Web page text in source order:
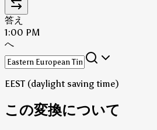
答え
1:00 PM
へ
EEST (daylight saving time)
この変換について